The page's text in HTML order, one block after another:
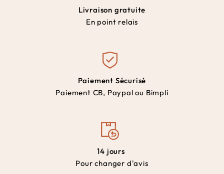
Livraison gratuite
En point relais
Paiement Sécurisé
Paiement CB, Paypal ou Bimpli
14 jours
Pour changer d'avis